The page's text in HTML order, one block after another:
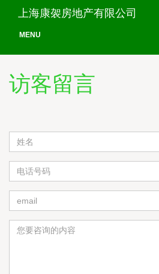
上海康袈房地产有限公司
MENU
访客留言